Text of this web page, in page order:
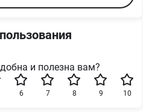
и полезна вам?
10
9
8
7
6